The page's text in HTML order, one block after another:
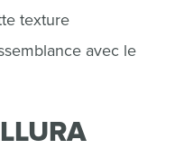
texture
avec le